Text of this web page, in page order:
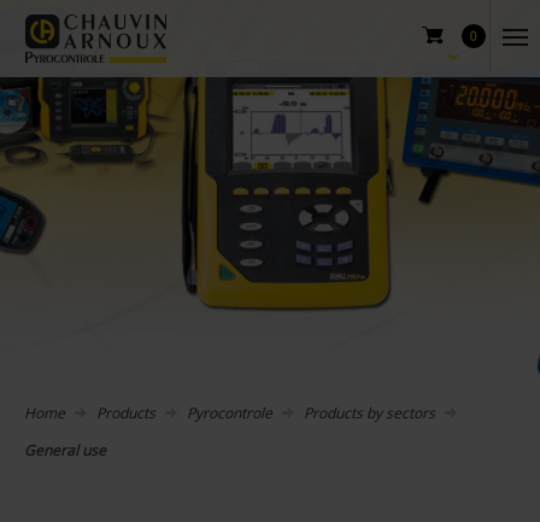
0
Home Products Pyrocontrole
Products by sectors
General use